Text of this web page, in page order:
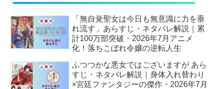
「無自覚聖女は今日も無意識に力を垂
れ流す」あらすじ・ネタバレ解説｜累
計100万部突破・2026年7月アニメ
化！落ちこぼれ令嬢の逆転人生
ふつつかな悪女ではございますが あら
すじ・ネタバレ解説｜身体入れ替わり
×宮廷ファンタジーの傑作・2026年7月